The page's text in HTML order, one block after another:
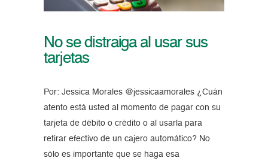
No se distraiga al usar sus
tarjetas
Por: Jessica Morales @jessicaamorales ¿Cuán
atento está usted al momento de pagar con su
tarjeta de débito o crédito o al usarla para
retirar efectivo de un cajero automático? No
sólo es importante que se haga esa